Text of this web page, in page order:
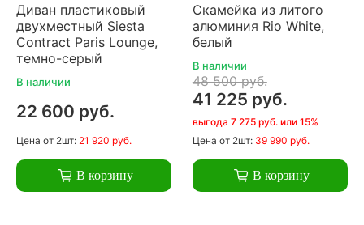
Диван пластиковый
двухместный Siesta
Contract Paris Lounge,
темно-серый
В наличии
22 600 руб.
Цена от 2шт: 21 920 руб.
В корзину
Скамейка из литого
алюминия Rio White,
белый
В наличии
48 500 руб.
41 225 руб.
выгода 7 275 руб. или 15%
Цена от 2шт: 39 990 руб.
В корзину